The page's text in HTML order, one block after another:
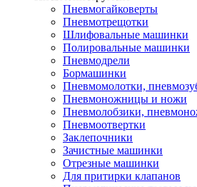
Пневмогайковерты
Пневмотрещотки
Шлифовальные машинки
Полировальные машинки
Пневмодрели
Бормашинки
Пневмомолотки,
Пневмоножницы и ножи
Пневмолобзики,
Пневмоотвертки
Заклепочники
Зачистные машинки
Отрезные машинки
Для притирки клапанов